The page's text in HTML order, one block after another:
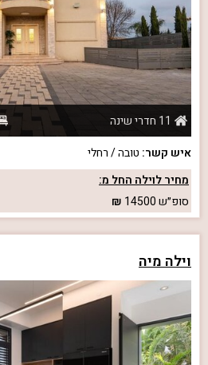
11 חדרי שינה
איש קשר: טובה / רחלי
מחיר לוילה החל מ:
סופ״ש14500
וילה מיה